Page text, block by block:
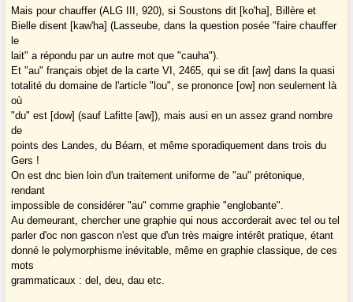
Mais pour chauffer (ALG III, 920), si Soustons dit [ko'ha], Billère et
Bielle disent [kaw'ha] (Lasseube, dans la question posée "faire chauffer
le
lait" a répondu par un autre mot que "cauha").
Et "au" français objet de la carte VI, 2465, qui se dit [aw] dans la quasi
totalité du domaine de l'article "lou", se prononce [ow] non seulement là
où
"du" est [dow] (sauf Lafitte [aw]), mais ausi en un assez grand nombre
de
points des Landes, du Béarn, et même sporadiquement dans trois du
Gers !
On est dnc bien loin d'un traitement uniforme de "au" prétonique,
rendant
impossible de considérer "au" comme graphie "englobante".
Au demeurant, chercher une graphie qui nous accorderait avec tel ou tel
parler d'oc non gascon n'est que d'un très maigre intérêt pratique, étant
donné le polymorphisme inévitable, même en graphie classique, de ces
mots
grammaticaux : del, deu, dau etc.